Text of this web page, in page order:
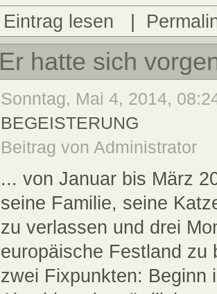
Eintrag lesen |
Er hatte sich
Sonntag, Mai 4, 2014,
BEGEISTERUNG
Beitrag von Administrator
... von Januar bis März
seine Familie, seine
zu verlassen und drei
europäische Festland zu
zwei Fixpunkten: Beginn